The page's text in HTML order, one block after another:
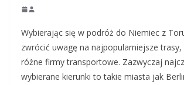
Wybierając się w podróż do Niemiec z
zwrócić uwagę na najpopularniejsze
różne firmy transportowe. Zazwyczaj
wybierane kierunki to takie miasta jak